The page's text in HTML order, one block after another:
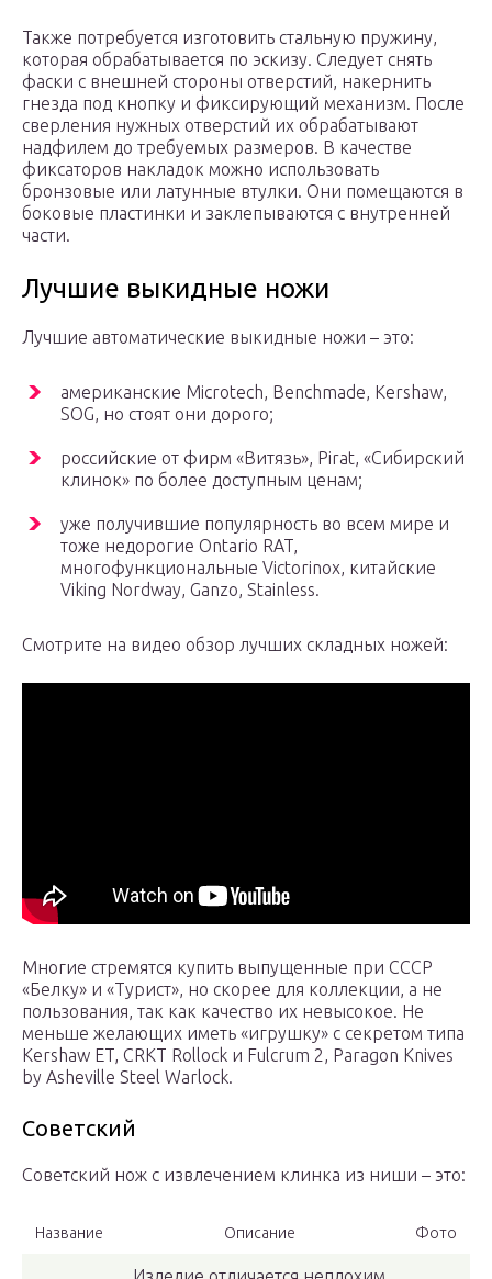
Также потребуется изготовить стальную пружину,
которая обрабатывается по эскизу. Следует снять
фаски с внешней стороны отверстий, накернить
гнезда под кнопку и фиксирующий механизм. После
сверления нужных отверстий их обрабатывают
надфилем до требуемых размеров. В качестве
фиксаторов накладок можно использовать
бронзовые или латунные втулки. Они помещаются в
боковые пластинки и заклепываются с внутренней
части.
Лучшие выкидные ножи
Лучшие автоматические выкидные ножи – это:
американские Microtech, Benchmade, Kershaw,
SOG, но стоят они дорого;
российские от фирм «Витязь», Pirat, «Сибирский
клинок» по более доступным ценам;
уже получившие популярность во всем мире и
тоже недорогие Ontario RAT,
многофункциональные Victorinox, китайские
Viking Nordway, Ganzo, Stainless.
Смотрите на видео обзор лучших складных ножей:
Многие стремятся купить выпущенные при СССР
«Белку» и «Турист», но скорее для коллекции, а не
пользования, так как качество их невысокое. Не
меньше желающих иметь «игрушку» с секретом типа
Kershaw ET, CRKT Rollock и Fulcrum 2, Paragon Knives
by Asheville Steel Warlock.
Советский
Советский нож с извлечением клинка из ниши – это:
Название Описание Фото